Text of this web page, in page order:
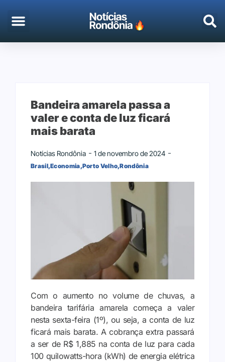
Bandeira amarela passa a
valer e conta de luz ficará
mais barata
Notícias Rondônia 1 de novembro de 2024
Brasil,Economia,Porto Velho,Rondônia
Com o aumento no volume de chuvas, a
bandeira tarifária amarela começa a valer
nesta sexta-feira (1º), ou seja, a conta de luz
ficará mais barata. A cobrança extra passará
a ser de R$ 1,885 na conta de luz para cada
100 quilowatts-hora (kWh) de energia elétrica